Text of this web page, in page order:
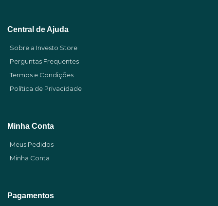
Central de Ajuda
Sobre a Investo Store
Perguntas Frequentes
Termos e Condições
Política de Privacidade
Minha Conta
Meus Pedidos
Minha Conta
Pagamentos